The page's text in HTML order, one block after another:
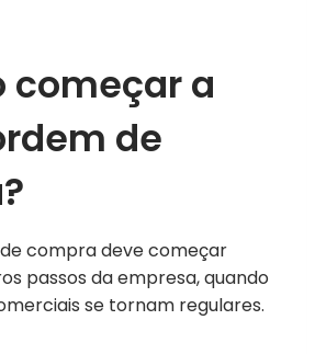
começar a
de
compra deve começar
passos da empresa, quando
se tornam regulares.